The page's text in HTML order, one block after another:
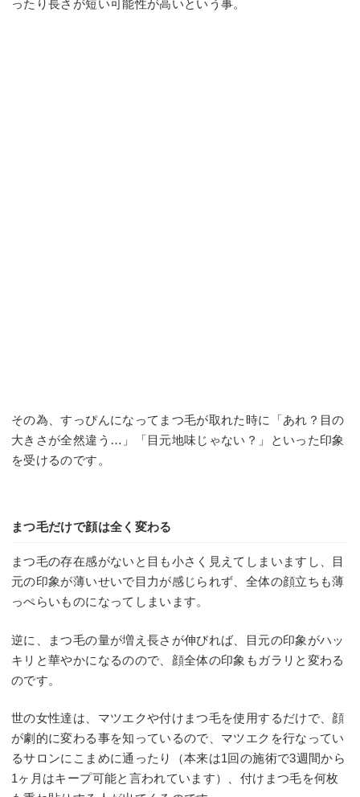
ったり長さが短い可能性が高いという事。
その為、すっぴんになってまつ毛が取れた時に「あれ？目の
大きさが全然違う…」「目元地味じゃない？」といった印象
を受けるのです。
まつ毛だけで顔は全く変わる
まつ毛の存在感がないと目も小さく見えてしまいますし、目
元の印象が薄いせいで目力が感じられず、全体の顔立ちも薄
っぺらいものになってしまいます。
逆に、まつ毛の量が増え長さが伸びれば、目元の印象がハッ
キリと華やかになるのので、顔全体の印象もガラリと変わる
のです。
世の女性達は、マツエクや付けまつ毛を使用するだけで、顔
が劇的に変わる事を知っているので、マツエクを行なってい
るサロンにこまめに通ったり（本来は1回の施術で3週間から
1ヶ月はキープ可能と言われています）、付けまつ毛を何枚